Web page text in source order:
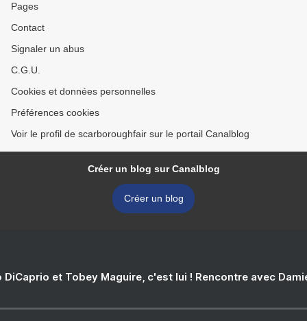
Pages
Contact
Signaler un abus
C.G.U.
Cookies et données personnelles
Préférences cookies
Voir le profil de scarboroughfair sur le portail Canalblog
Créer un blog sur Canalblog
Créer un blog
DiCaprio et Tobey Maguire, c'est lui ! Rencontre avec